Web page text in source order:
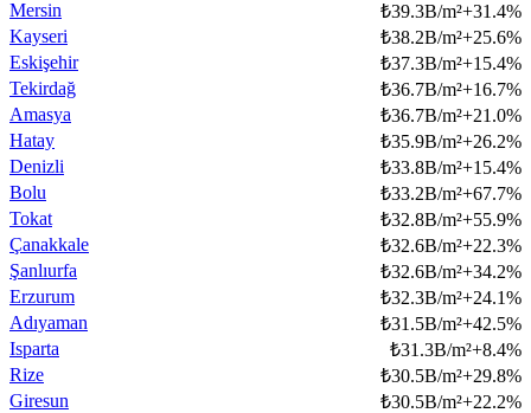
Mersin
₺39.3B/m²+31.4%
Kayseri
₺38.2B/m²+25.6%
Eskişehir
₺37.3B/m²+15.4%
Tekirdağ
₺36.7B/m²+16.7%
Amasya
₺36.7B/m²+21.0%
Hatay
₺35.9B/m²+26.2%
Denizli
₺33.8B/m²+15.4%
Bolu
₺33.2B/m²+67.7%
Tokat
₺32.8B/m²+55.9%
Çanakkale
₺32.6B/m²+22.3%
Şanlıurfa
₺32.6B/m²+34.2%
Erzurum
₺32.3B/m²+24.1%
Adıyaman
₺31.5B/m²+42.5%
Isparta
₺31.3B/m²+8.4%
Rize
₺30.5B/m²+29.8%
Giresun
₺30.5B/m²+22.2%